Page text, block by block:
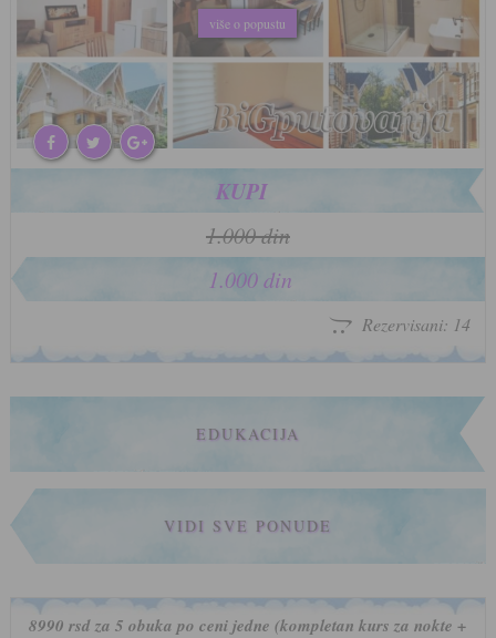
više o popustu
više o popustu
KUPI
1.000 din
1.000 din
Rezervisani: 14
EDUKACIJA
VIDI SVE PONUDE
8990 rsd za 5 obuka po ceni jedne (kompletan kurs za nokte +